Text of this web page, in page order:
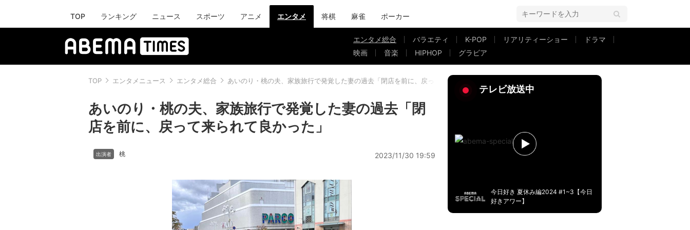
TOP ランキング ニュース スポーツ アニメ エンタメ 将棋 麻雀 ポーカー
エンタメ総合 バラエティ K-POP リアリティーショー
ドラマ
映画
音楽 HIPHOP グラビア
TOP エンタメニュース エンタメ総合 あいのり・桃の夫、家族旅行で発覚した妻の過去「閉店を前に、戻って来られて良かった」
あいのり・桃の夫、家族旅行で発覚した妻の過去「閉
店を前に、戻って来られて良かった」
桃 2023/11/30 19:59
テレビ放送中
今日好き 夏休み編2024 #1~3【今日
好きアワー】